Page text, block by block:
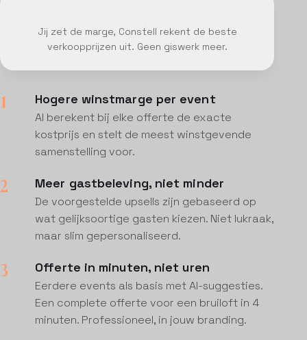
Jij zet de marge, Constell rekent de beste
verkoopprijzen uit. Geen giswerk meer.
1 Hogere winstmarge per event
AI berekent bij elke offerte de exacte
kostprijs en stelt de meest winstgevende
samenstelling voor.
2 Meer gastbeleving, niet minder
De voorgestelde upsells zijn gebaseerd op
wat gelijksoortige gasten kiezen. Niet lukraak,
maar slim gepersonaliseerd.
3 Offerte in minuten, niet uren
Eerdere events als basis met AI-suggesties.
Een complete offerte voor een bruiloft in 4
minuten. Professioneel, in jouw branding.